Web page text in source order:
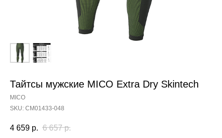
Тайтсы мужские MICO Extra Dry Skintech
MICO
SKU: CM01433-048
4 659 р. 6 657 р.